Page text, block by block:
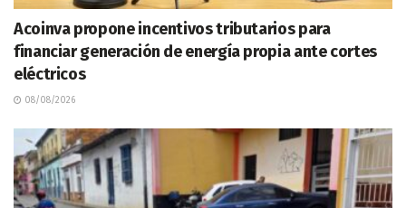
Acoinva propone incentivos tributarios para
financiar generación de energía propia ante cortes
eléctricos
08/08/2026